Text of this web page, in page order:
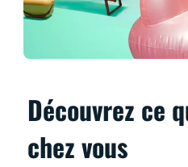
Découvrez ce
chez vous